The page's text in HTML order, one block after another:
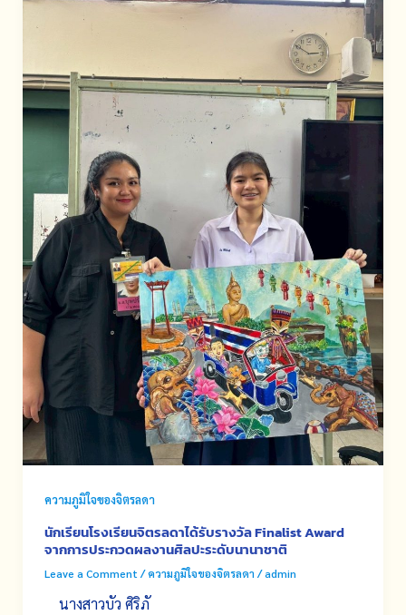
ความภูมิใจของจิตรลดา
นักเรียนโรงเรียนจิตรลดาได้รับรางวัล Finalist Award
จากการประกวดผลงานศิลปะระดับนานาชาติ
Leave a Comment /ความภูมิใจของจิตรลดา /admin
นางสาวบัว ศิริภั